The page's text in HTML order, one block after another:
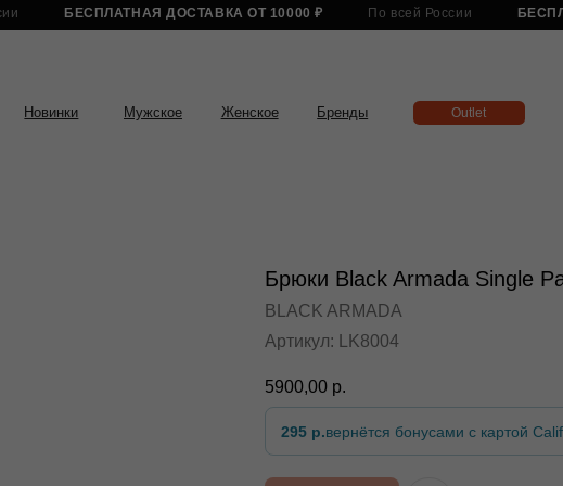
БЕСПЛАТНАЯ ДОСТАВКА ОТ 10000 ₽ По всей России БЕСПЛАТНАЯ
Брюки Black Armada Single
BLACK ARMADA
Артикул:
LK8004
5900,00 р.
295 р.вернётся бонусами с картой